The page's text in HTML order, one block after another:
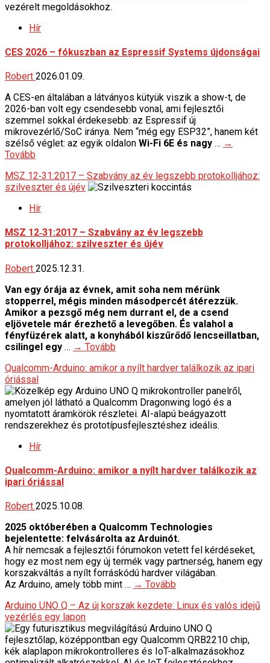
Hír
CES 2026 – fókuszban az Espressif Systems újdonságai
Robert 2026.01.09.
A CES-en általában a látványos kütyük viszik a show-t, de
2026-ban volt egy csendesebb vonal, ami fejlesztői
szemmel sokkal érdekesebb: az Espressif új
mikrovezérlő/SoC iránya. Nem “még egy ESP32”, hanem két
szélső véglet: az egyik oldalon Wi-Fi 6E és nagy … →
Tovább
MSZ 12‑31:2017 – Szabvány az év legszebb protokolljához:
szilveszter és újév
Hír
MSZ 12‑31:2017 – Szabvány az év legszebb
protokolljához: szilveszter és újév
Robert 2025.12.31.
Van egy órája az évnek, amit soha nem mérünk
stopperrel, mégis minden másodpercét átérezzük.
Amikor a pezsgő még nem durrant el, de a csend
eljövetele már érezhető a levegőben. És valahol a
fényfüzérek alatt, a konyhából kiszűrődő lencseillatban,
csilingel egy … → Tovább
Qualcomm-Arduino: amikor a nyílt hardver találkozik az ipari
óriással
Hír
Qualcomm-Arduino: amikor a nyílt hardver találkozik az
ipari óriással
Robert 2025.10.08.
2025 októberében a Qualcomm Technologies
bejelentette: felvásárolta az Arduinót.
A hír nemcsak a fejlesztői fórumokon vetett fel kérdéseket,
hogy ez most nem egy új termék vagy partnerség, hanem egy
korszakváltás a nyílt forráskódú hardver világában.
Az Arduino, amely több mint … → Tovább
Arduino UNO Q – Az új korszak kezdete: Linux és valós idejű
vezérlés egy lapon